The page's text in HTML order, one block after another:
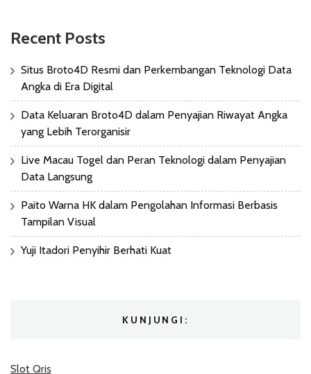
Recent Posts
Situs Broto4D Resmi dan Perkembangan Teknologi Data
Angka di Era Digital
Data Keluaran Broto4D dalam Penyajian Riwayat Angka
yang Lebih Terorganisir
Live Macau Togel dan Peran Teknologi dalam Penyajian
Data Langsung
Paito Warna HK dalam Pengolahan Informasi Berbasis
Tampilan Visual
Yuji Itadori Penyihir Berhati Kuat
KUNJUNGI:
Slot Qris